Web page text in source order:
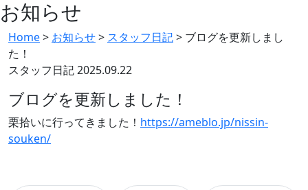
お知らせ
Home> お知らせ> スタッフ日記> ブログを更新しまし
た！
スタッフ日記2025.09.22
ブログを更新しました！
栗拾いに行ってきました！ https://ameblo.jp/nissin-
souken/